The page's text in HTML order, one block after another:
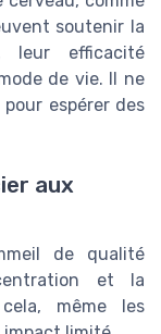
soutenir la
leur efficacité
de vie. Il ne
espérer des
aux
de qualité
et la
même les